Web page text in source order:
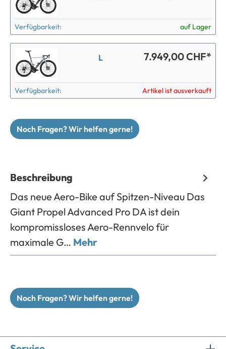
Verfügbarkeit: auf Lager
L 7.949,00 CHF*
Verfügbarkeit: Artikel ist ausverkauft
Noch Fragen? Wir helfen gerne!
Beschreibung
Das neue Aero-Bike auf Spitzen-Niveau Das
Giant Propel Advanced Pro DA ist dein
kompromissloses Aero-Rennvelo für
maximale G… Mehr
Noch Fragen? Wir helfen gerne!